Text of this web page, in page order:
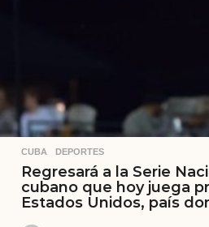
CUBA ,DEPORTES
Regresará a la Serie
cubano que hoy juega
Estados Unidos, país